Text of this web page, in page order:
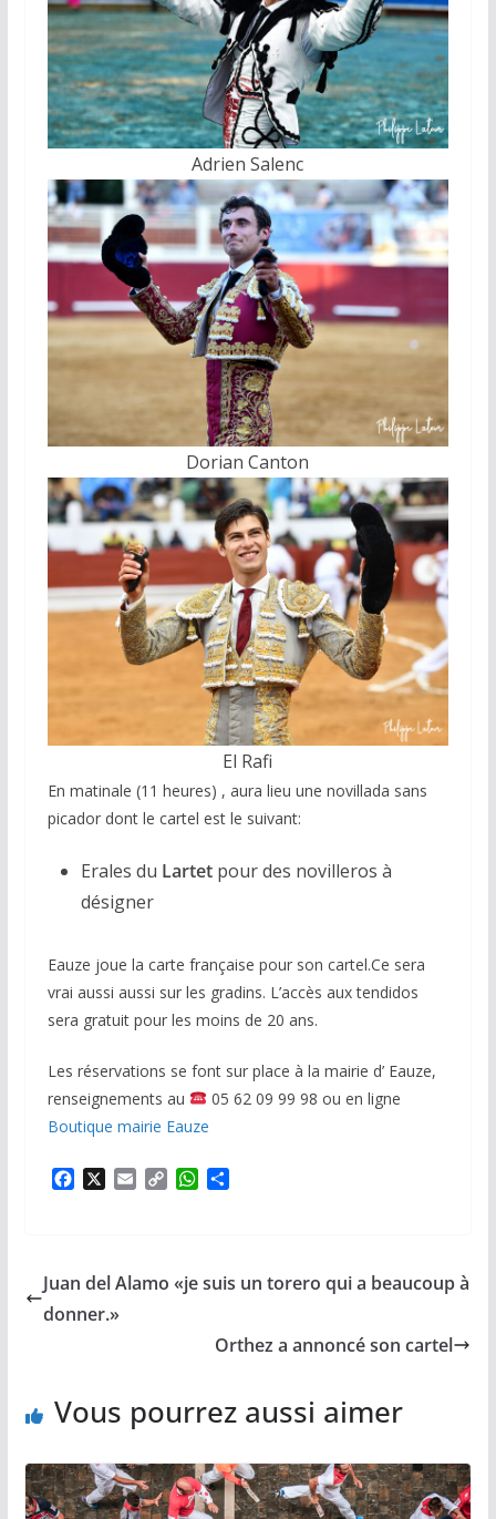
Adrien Salenc
Dorian Canton
El Rafi
En matinale (11 heures) , aura lieu une novillada sans
picador dont le cartel est le suivant:
Erales du Lartetpour des novilleros à
désigner
Eauze joue la carte française pour son cartel.Ce sera
vrai aussi aussi sur les gradins. L’accès aux tendidos
sera gratuit pour les moins de 20 ans.
Les réservations se font sur place à la mairie d’ Eauze,
renseignements au
05 62 09 99 98 ou en ligne
Boutique mairie Eauze
F
o
o
X
E
C
i
W
A
P
g
Juan del Alamo «je suis un torero qui a beaucoup à
donner.»
Orthez a annoncé son cartel
Vous pourrez aussi aimer